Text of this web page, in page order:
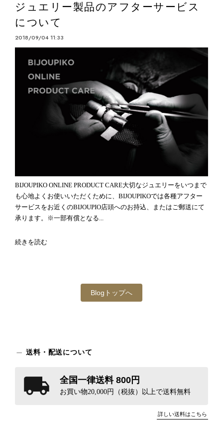
ジュエリー製品のアフターサービス
について
2018/09/04 11:33
BIJOUPIKO ONLINE PRODUCT CARE大切なジュエリーをいつまで
も心地よくお使いいただくために、BIJOUPIKOでは各種アフター
サービスをお近くのBIJOUPIO店頭へのお持込、またはご郵送にて
承ります。※一部有償となる...
続きを読む
Blogトップへ
送料・配送について
全国一律送料 800円
お買い物20,000円（税抜）以上で送料無料
詳しい送料はこちら